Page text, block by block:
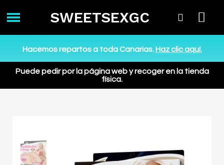
SWEETSEXGC
Hacemos repartos a toda Canarias.Haz clic aquí.
Puede pedir por la página web y recoger en la tienda
física.